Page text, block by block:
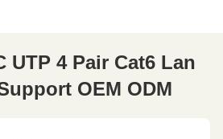
UTP 4 Pair Cat6 Lan
OEM ODM